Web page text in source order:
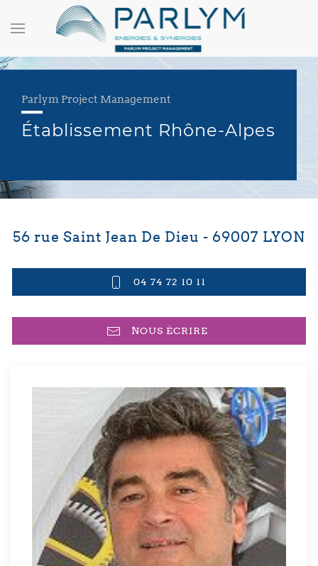
Parlym Project Management
Établissement Rhône-Alpes
56 rue Saint Jean De Dieu - 69007 LYON
04 74 72 10 11
NOUS ÉCRIRE